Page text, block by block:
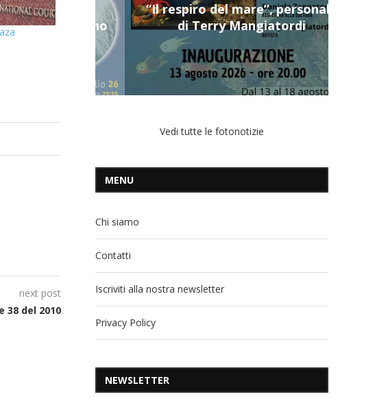
next post
38 del 2010
Marigliano
personale
inox
Fiordo di
prestito
e...
Marigliano
“Il respiro del mare”, personale
di Terry Mangiatordi
Vedi tutte le fotonotizie
MENU
Chi siamo
Contatti
Iscriviti alla nostra newsletter
Privacy Policy
NEWSLETTER